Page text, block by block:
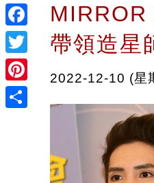
Facebook
Twitter
Pinterest
帶領造星
2022-12-10 (星